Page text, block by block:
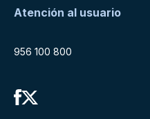
Atención al usuario
956 100 800